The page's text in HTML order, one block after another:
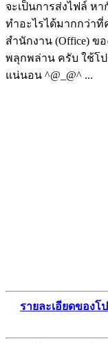
จะเป็นการส่งไฟล์ ห
ทำอะไรได้มากกว่าที่
สำนักงาน (Office) ข
พลุกพล่าน ครับ ใช้โ
แน่นอน ^@_@^ ...
รายละเอียดของโ